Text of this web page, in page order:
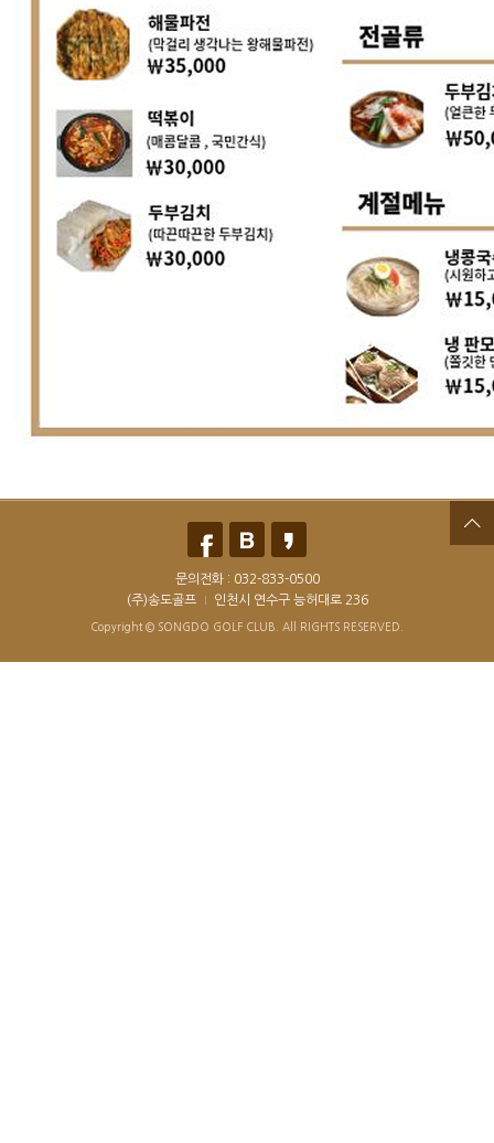
문의전화 : 032-833-0500
(주)송도골프
인천시 연수구 능허대로 236
Copyright © SONGDO GOLF CLUB. All RIGHTS RESERVED.